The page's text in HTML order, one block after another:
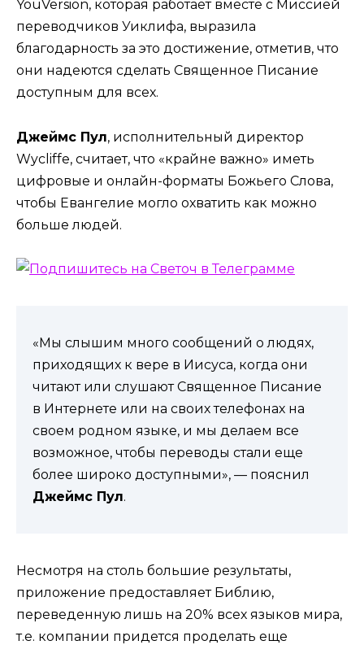
YouVersion, которая работает вместе с Миссией
переводчиков Уиклифа, выразила
благодарность за это достижение, отметив, что
они надеются сделать Священное Писание
доступным для всех.
Джеймс Пул, исполнительный директор
Wycliffe, считает, что «крайне важно» иметь
цифровые и онлайн-форматы Божьего Слова,
чтобы Евангелие могло охватить как можно
больше людей.
«Мы слышим много сообщений о людях,
приходящих к вере в Иисуса, когда они
читают или слушают Священное Писание
в Интернете или на своих телефонах на
своем родном языке, и мы делаем все
возможное, чтобы переводы стали еще
более широко доступными», — пояснил
Джеймс Пул.
Несмотря на столь большие результаты,
приложение предоставляет Библию,
переведенную лишь на 20% всех языков мира,
т.е. компании придется проделать еще